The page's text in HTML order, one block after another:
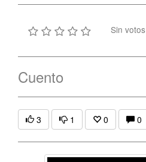
Sin votos
Cuento
3 1 0 0